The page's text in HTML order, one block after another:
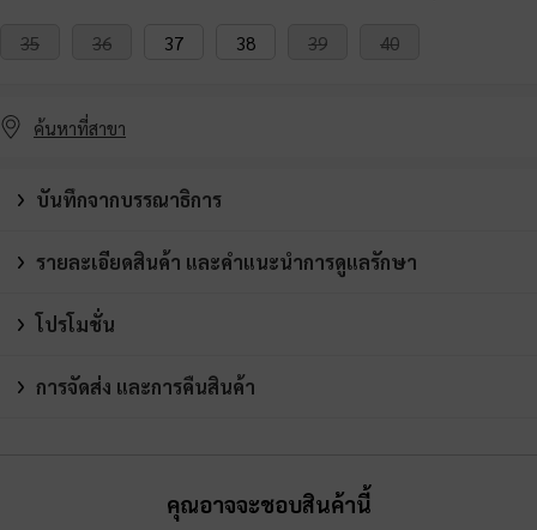
35 36 37 38 39 40
ค้นหาที่สาขา
บันทึกจากบรรณาธิการ
รายละเอียดสินค้า และคำแนะนำการดูแลรักษา
โปรโมชั่น
การจัดส่ง และการคืนสินค้า
คุณอาจจะชอบสินค้านี้